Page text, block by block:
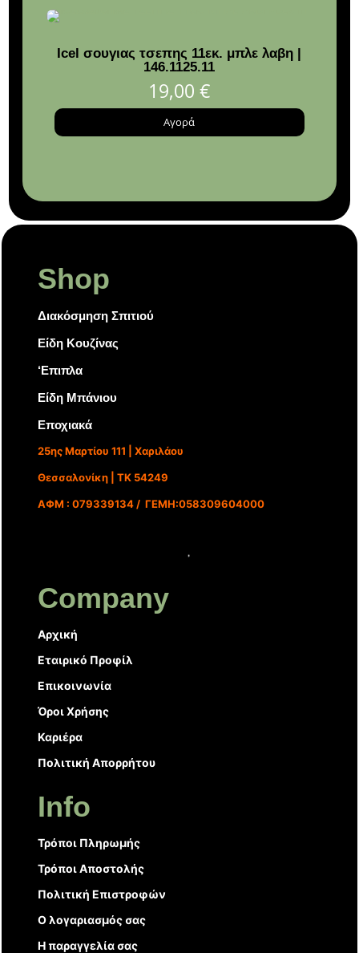
Icel σουγιας τσεπης 11εκ. μπλε λαβη |
146.1125.11
19,00 €
Αγορά
Shop
Διακόσμηση Σπιτιού
Είδη Κουζίνας
‘Επιπλα
Είδη Μπάνιου
Εποχιακά
25ης Μαρτίου 111 | Χαριλάου
Θεσσαλονίκη | ΤΚ 54249
ΑΦΜ : 079339134 / ΓΕΜΗ:058309604000
Company
Αρχική
Εταιρικό Προφίλ
Επικοινωνία
Όροι Χρήσης
Καριέρα
Πολιτική Απορρήτου
Info
Τρόποι Πληρωμής
Τρόποι Αποστολής
Πολιτική Επιστροφών
Ο λογαριασμός σας
Η παραγγελία σας